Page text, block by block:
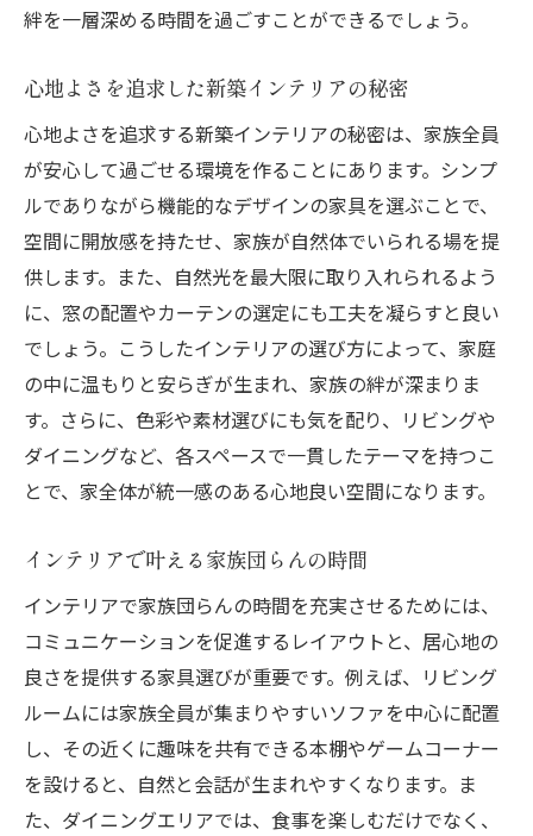
絆を一層深める時間を過ごすことができるでしょう。
心地よさを追求した新築インテリアの秘密
心地よさを追求する新築インテリアの秘密は、家族全員
が安心して過ごせる環境を作ることにあります。シンプ
ルでありながら機能的なデザインの家具を選ぶことで、
空間に開放感を持たせ、家族が自然体でいられる場を提
供します。また、自然光を最大限に取り入れられるよう
に、窓の配置やカーテンの選定にも工夫を凝らすと良い
でしょう。こうしたインテリアの選び方によって、家庭
の中に温もりと安らぎが生まれ、家族の絆が深まりま
す。さらに、色彩や素材選びにも気を配り、リビングや
ダイニングなど、各スペースで一貫したテーマを持つこ
とで、家全体が統一感のある心地良い空間になります。
インテリアで叶える家族団らんの時間
インテリアで家族団らんの時間を充実させるためには、
コミュニケーションを促進するレイアウトと、居心地の
良さを提供する家具選びが重要です。例えば、リビング
ルームには家族全員が集まりやすいソファを中心に配置
し、その近くに趣味を共有できる本棚やゲームコーナー
を設けると、自然と会話が生まれやすくなります。ま
た、ダイニングエリアでは、食事を楽しむだけでなく、